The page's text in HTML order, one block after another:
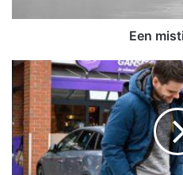
g
a
g
Een
D
i
m
o
e
t